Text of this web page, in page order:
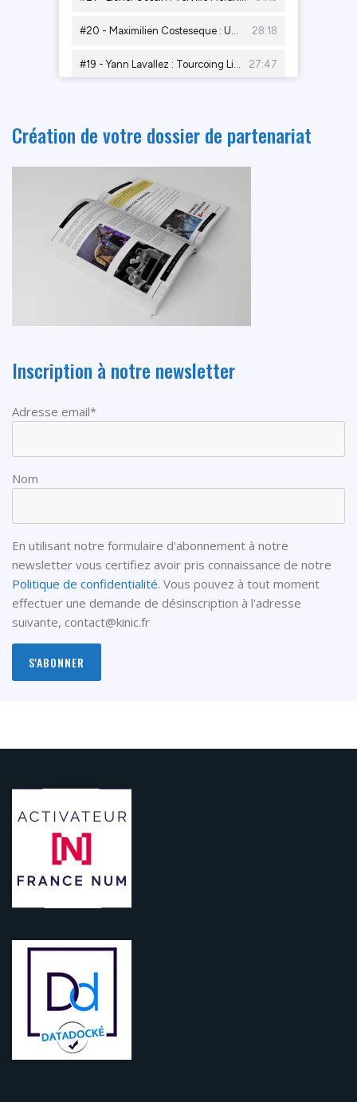
Création de votre dossier de partenariat
Inscription à notre newsletter
Adresse email*
Nom
En utilisant notre formulaire d'abonnement à notre
newsletter vous certifiez avoir pris connaissance de notre
Politique de confidentialité. Vous pouvez à tout moment
effectuer une demande de désinscription à l'adresse
suivante, contact@kinic.fr